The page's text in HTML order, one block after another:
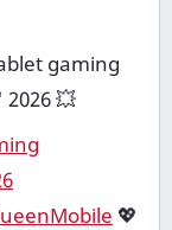
gaming
💥
💖